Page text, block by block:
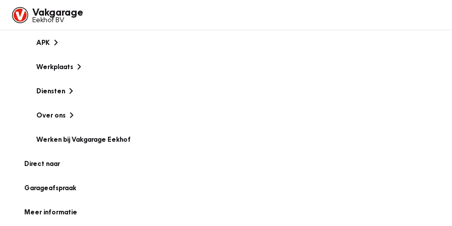
Vakgarage
Eekhof BV
APK
Werkplaats
Diensten
Over ons
Werken bij Vakgarage Eekhof
Direct naar
Garageafspraak
Meer informatie